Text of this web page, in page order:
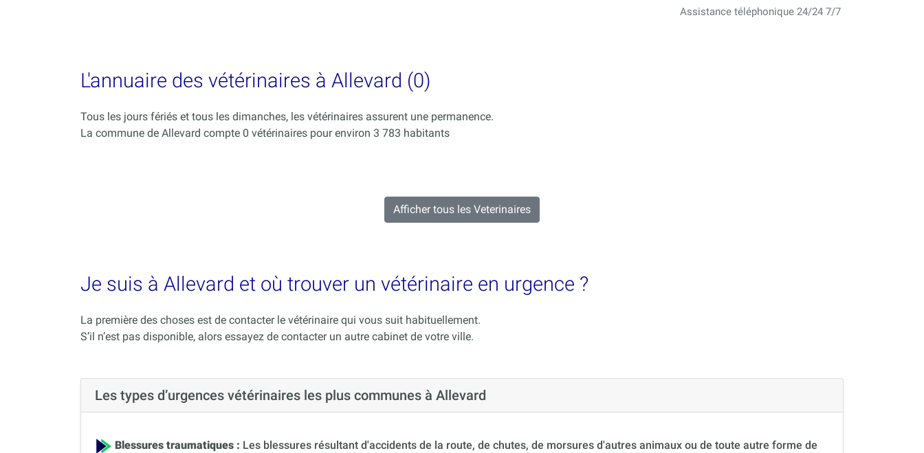
Assistance téléphonique 24/24 7/7
L'annuaire des vétérinaires à Allevard (0)
Tous les jours fériés et tous les dimanches, les vétérinaires assurent une permanence.
La commune de Allevard compte 0 vétérinaires pour environ 3 783 habitants
Afficher tous les Veterinaires
Je suis à Allevard et où trouver un vétérinaire en urgence ?
La première des choses est de contacter le vétérinaire qui vous suit habituellement.
S’il n’est pas disponible, alors essayez de contacter un autre cabinet de votre ville.
Les types d’urgences vétérinaires les plus communes à Allevard
Blessures traumatiques : Les blessures résultant d'accidents de la route, de chutes, de morsures d'autres animaux ou de toute autre forme de